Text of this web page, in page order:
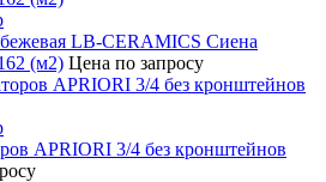
LB-CERAMICS Сиена
(м2) Цена по запросу
APRIORI 3/4 без кронштейнов